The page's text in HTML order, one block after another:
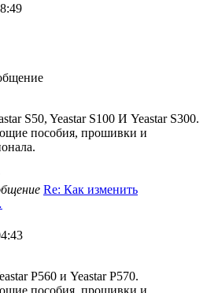
S50, Yeastar S100 И Yeastar S300.
пособия, прошивки и
Re: Как изменить
P560 и Yeastar P570.
пособия, прошивки и